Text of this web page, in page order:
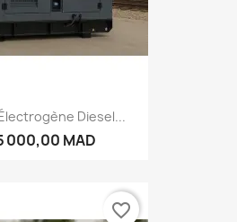
Diesel...
000,00 MAD
favorite_border